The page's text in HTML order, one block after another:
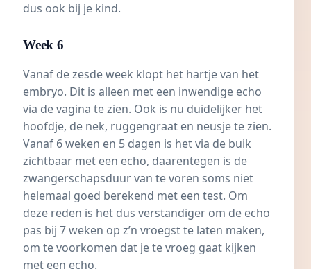
dus ook bij je kind.
Week 6
Vanaf de zesde week klopt het hartje van het
embryo. Dit is alleen met een inwendige echo
via de vagina te zien. Ook is nu duidelijker het
hoofdje, de nek, ruggengraat en neusje te zien.
Vanaf 6 weken en 5 dagen is het via de buik
zichtbaar met een echo, daarentegen is de
zwangerschapsduur van te voren soms niet
helemaal goed berekend met een test. Om
deze reden is het dus verstandiger om de echo
pas bij 7 weken op z’n vroegst te laten maken,
om te voorkomen dat je te vroeg gaat kijken
met een echo.